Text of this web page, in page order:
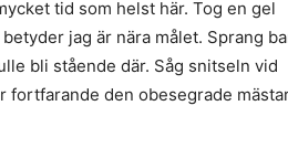
tid som helst här. Tog en gel
jag är nära målet. Sprang
bli stående där. Såg snitseln vid
fortfarande den obesegrade